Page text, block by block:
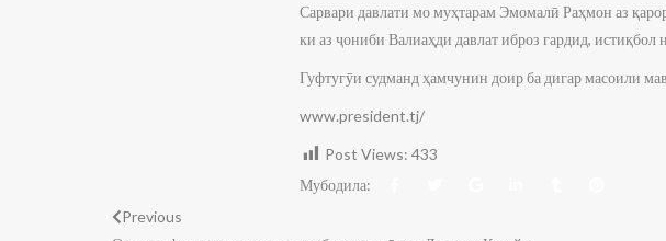
Сарвари давлати мо муҳтарам Эмомалӣ Раҳмон аз
ки аз ҷониби Валиаҳди давлат иброз гардид, истиқбол
Гуфтугӯи судманд ҳамчунин доир ба дигар масоили
www.president.tj/
Post Views: 433
Мубодила:
Previous